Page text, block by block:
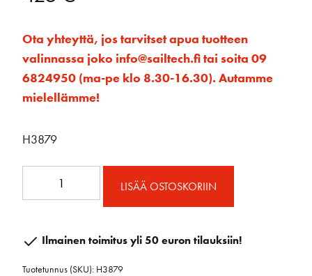
Ota yhteyttä, jos tarvitset apua tuotteen
valinnassa joko info@sailtech.fi tai soita 09
6824950 (ma-pe klo 8.30-16.30). Autamme
mielellämme!
H3879
lattavaunu
mm
LISÄÄ OSTOSKORIIN
Ilmainen toimitus yli 50 euron tilauksiin!
Tuotetunnus (SKU): H3879